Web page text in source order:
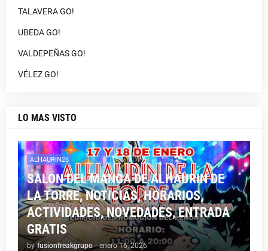
TALAVERA GO!
UBEDA GO!
VALDEPEÑAS GO!
VÉLEZ GO!
LO MAS VISTO
ALHAURIN26
SALON DEL MANGA DE ALHAURIN DE
LA TORRE, NOTICIAS, HORARIOS,
ACTIVIDADES, NOVEDADES, ENTRADA
GRATIS
by fusionfreakgrupo - enero 16, 2026